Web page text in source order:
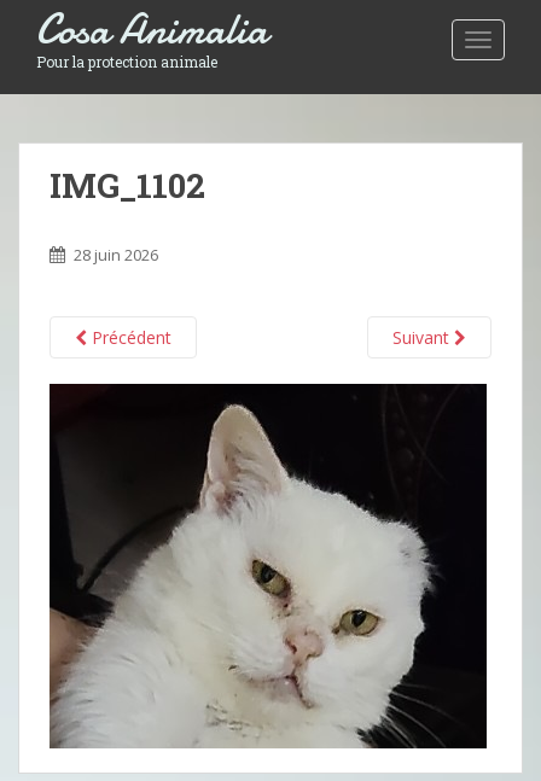
Toggle
Cosa Animalia
Pour la protection animale
IMG_1102
28 juin 2026
Précédent Suivant